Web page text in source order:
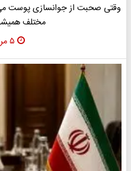
وقتی صحبت از جوانسازی پوست
مختلف
۵ مرداد ۱۴۰۵